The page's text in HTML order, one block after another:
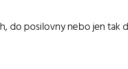
do posilovny nebo jen tak